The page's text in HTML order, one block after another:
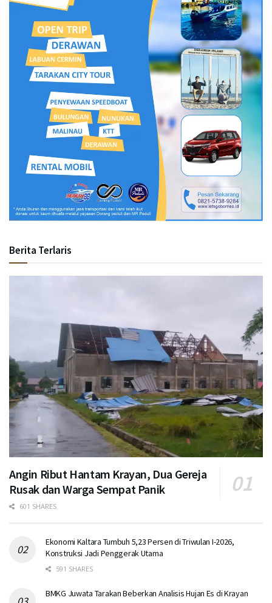
Berita Terlaris
Angin Ribut Hantam Krayan, Dua Gereja
Rusak dan Warga Sempat Panik
601 SHARES
Ekonomi Kaltara Tumbuh 5,23 Persen di Triwulan I-2026,
Konstruksi Jadi Penggerak Utama
591 SHARES
BMKG Juwata Tarakan Beberkan Analisis Hujan Es di Krayan